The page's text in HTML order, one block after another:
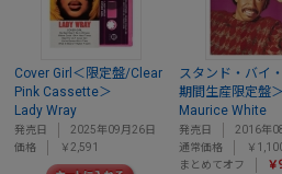
Cover Girl＜限定盤/Clear
Pink Cassette＞
Lady Wray
発売日
2025年09月26日
価格
￥2,591
スタンド・バイ
期間生産限定盤
Maurice White
発売日
2016年
通常価格
￥
まとめてオフ
￥